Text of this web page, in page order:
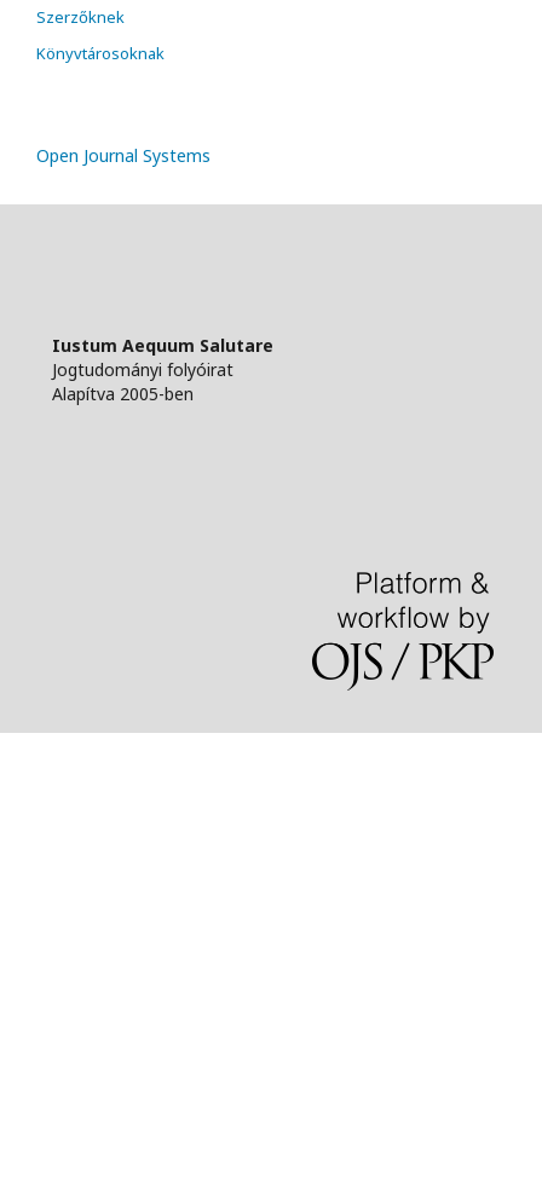
Szerzőknek
Könyvtárosoknak
Open Journal Systems
Iustum Aequum Salutare
Jogtudományi folyóirat
Alapítva 2005-ben